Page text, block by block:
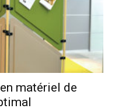
matériel de